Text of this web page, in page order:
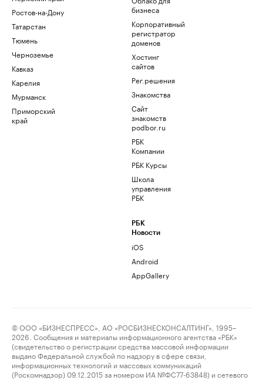
Ростов-на-Дону
Татарстан
Тюмень
Черноземье
Кавказ
Карелия
Мурманск
Приморский
край
бизнеса
Корпоративный
регистратор
доменов
Хостинг
сайтов
Рег.решения
Знакомства
Сайт
знакомств
podbor.ru
РБК
Компании
РБК Курсы
Школа
управления
РБК
РБК
Новости
iOS
Android
AppGallery
© ООО «БИЗНЕСПРЕСС», АО «РОСБИЗНЕСКОНСАЛТИНГ», 1995–
2026. Сообщения и материалы информационного агентства «РБК»
(свидетельство о регистрации средства массовой информации
выдано Федеральной службой по надзору в сфере связи,
информационных технологий и массовых коммуникаций
(Роскомнадзор) 09.12.2015 за номером ИА №ФС77-63848) и сетевого